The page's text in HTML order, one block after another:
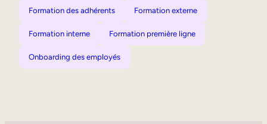
Formation des adhérents Formation externe
Formation interne Formation première ligne
Onboarding des employés